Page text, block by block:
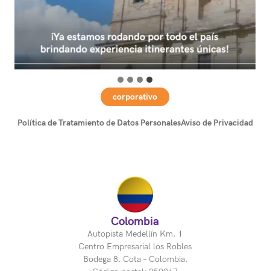
corporativo
Política de Tratamiento de Datos PersonalesAviso de Privacidad
Colombia
Autopista Medellín Km. 1
Centro Empresarial los Robles
Bodega 8. Cota – Colombia.